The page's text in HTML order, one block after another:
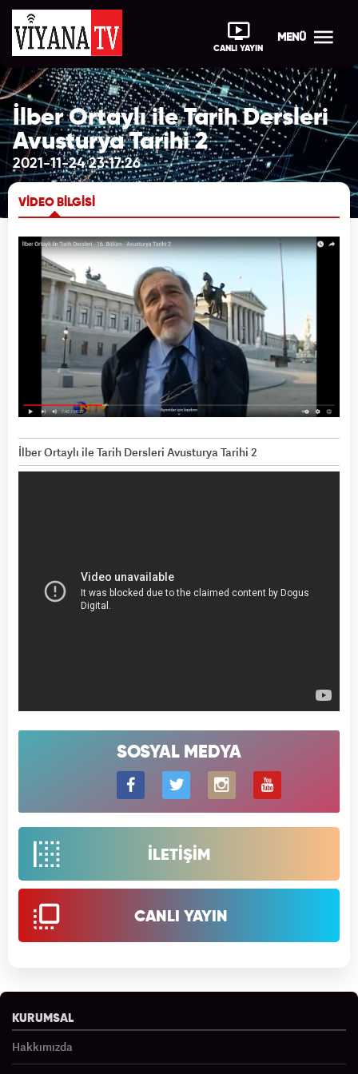
CANLI YAYIN
MENÜ
İlber Ortaylı ile Tarih Dersleri
Avusturya Tarihi 2
2021-11-24 23:17:26
VİDEO BİLGİSİ
İlber Ortaylı ile Tarih Dersleri Avusturya Tarihi 2
SOSYAL MEDYA
İLETİŞİM
CANLI YAYIN
KURUMSAL
Hakkımızda